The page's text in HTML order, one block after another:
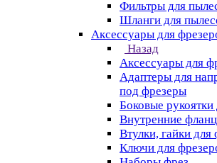
Фильтры для
Шланги для
Аксессуары для
Назад
Аксессуары для
Адаптеры для
под фрезеры
Боковые
Внутренние
Втулки, гайки для
Ключи для